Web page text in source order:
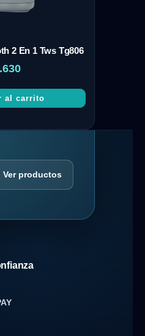
2 En 1 Tws Tg806
al carrito
Ver productos